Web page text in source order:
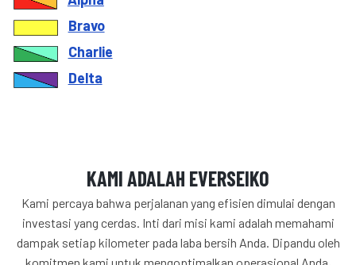
Bravo
Charlie
Delta
KAMI ADALAH EVERSEIKO
Kami percaya bahwa perjalanan yang efisien dimulai dengan
investasi yang cerdas. Inti dari misi kami adalah memahami
dampak setiap kilometer pada laba bersih Anda. Dipandu oleh